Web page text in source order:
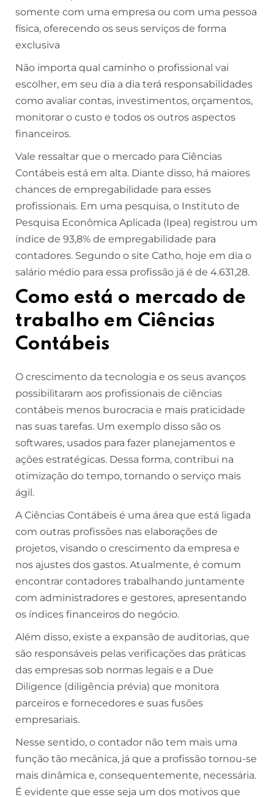
somente com uma empresa ou com uma pessoa
física, oferecendo os seus serviços de forma
exclusiva
Não importa qual caminho o profissional vai
escolher, em seu dia a dia terá responsabilidades
como avaliar contas, investimentos, orçamentos,
monitorar o custo e todos os outros aspectos
financeiros.
Vale ressaltar que o mercado para Ciências
Contábeis está em alta. Diante disso, há maiores
chances de empregabilidade para esses
profissionais. Em uma pesquisa, o Instituto de
Pesquisa Econômica Aplicada (Ipea) registrou um
índice de 93,8% de empregabilidade para
contadores. Segundo o site Catho, hoje em dia o
salário médio para essa profissão já é de 4.631,28.
Como está o mercado de
trabalho em Ciências
Contábeis
O crescimento da tecnologia e os seus avanços
possibilitaram aos profissionais de ciências
contábeis menos burocracia e mais praticidade
nas suas tarefas. Um exemplo disso são os
softwares, usados para fazer planejamentos e
ações estratégicas. Dessa forma, contribui na
otimização do tempo, tornando o serviço mais
ágil.
A Ciências Contábeis é uma área que está ligada
com outras profissões nas elaborações de
projetos, visando o crescimento da empresa e
nos ajustes dos gastos. Atualmente, é comum
encontrar contadores trabalhando juntamente
com administradores e gestores, apresentando
os índices financeiros do negócio.
Além disso, existe a expansão de auditorias, que
são responsáveis pelas verificações das práticas
das empresas sob normas legais e a Due
Diligence (diligência prévia) que monitora
parceiros e fornecedores e suas fusões
empresariais.
Nesse sentido, o contador não tem mais uma
função tão mecânica, já que a profissão tornou-se
mais dinâmica e, consequentemente, necessária.
É evidente que esse seja um dos motivos que